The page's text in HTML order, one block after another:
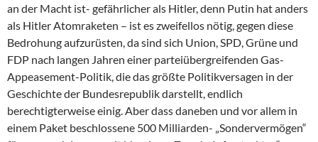
an der Macht ist- gefährlicher als Hitler, denn Putin hat anders
als Hitler Atomraketen – ist es zweifellos nötig, gegen diese
Bedrohung aufzurüsten, da sind sich Union, SPD, Grüne und
FDP nach langen Jahren einer parteiübergreifenden Gas-
Appeasement-Politik, die das größte Politikversagen in der
Geschichte der Bundesrepublik darstellt, endlich
berechtigterweise einig. Aber dass daneben und vor allem in
einem Paket beschlossene 500 Milliarden- „Sondervermögen“